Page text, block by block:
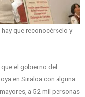
que reconocérselo y
el gobierno del
en Sinaloa con alguna
a 52 mil personas